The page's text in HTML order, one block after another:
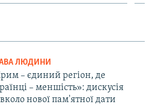
ЛЮДИНИ
– єдиний регіон, де
– меншість»: дискусія
нової пам'ятної дати